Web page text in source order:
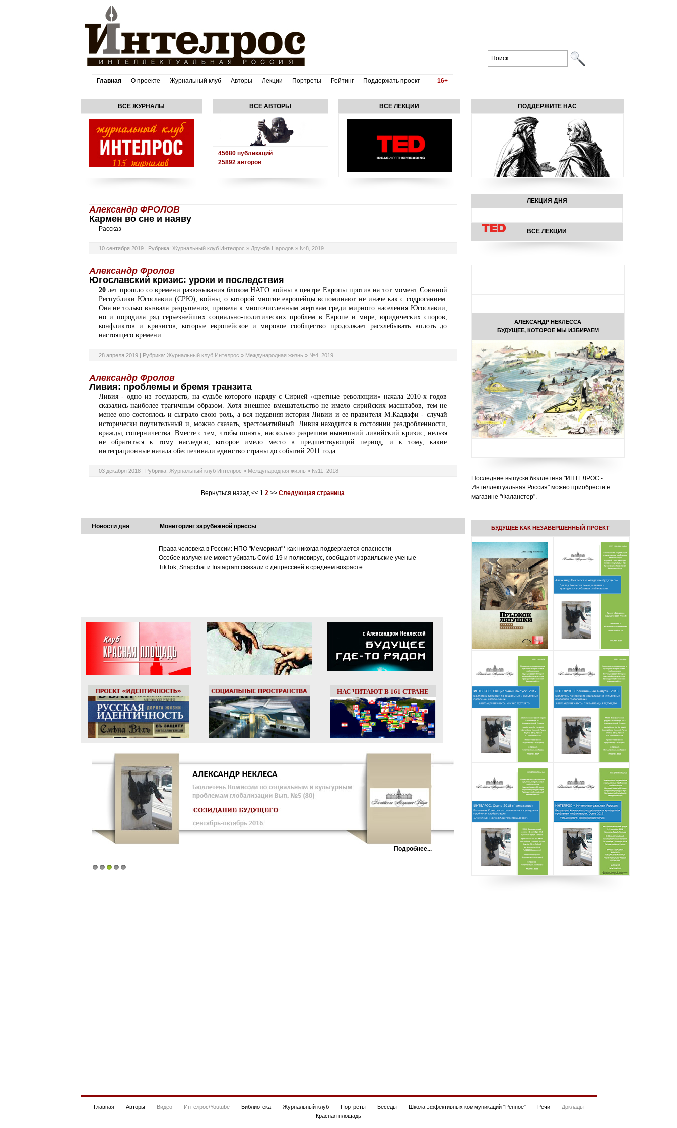
Главная О проекте Журнальный клуб Авторы Лекции Портреты Рейтинг Поддержать проект 16+
ВСЕ ЖУРНАЛЫ ВСЕ АВТОРЫ
45680публикаций
25892авторов
ВСЕ ЛЕКЦИИ
Александр ФРОЛОВ
Кармен во сне и наяву
Рассказ
10 сентября 2019 | Рубрика: Журнальный клуб Интелрос » Дружба Народов» №8, 2019
Александр Фролов
Югославский кризис: уроки и последствия
20лет прошло со времени развязывания блоком НАТО войны в центре Европы против на тот момент Союзной
Республики Югославии (СРЮ), войны, о которой многие европейцы вспоминают не иначе как с содроганием.
Она не только вызвала разрушения, привела к многочисленным жертвам среди мирного населения Югославии,
но и породила ряд серьезнейших социально-политических проблем в Европе и мире, юридических споров,
конфликтов и кризисов, которые европейское и мировое сообщество продолжает расхлебывать вплоть до
настоящего времени.
28 апреля 2019 | Рубрика: Журнальный клуб Интелрос » Международная жизнь » №4, 2019
Александр Фролов
Ливия: проблемы и бремя транзита
Ливия - одно из государств, на судьбе которого наряду с Сирией «цветные революции» начала 2010-х годов
сказались наиболее трагичным образом. Хотя внешнее вмешательство не имело сирийских масштабов, тем не
менее оно состоялось и сыграло свою роль, а вся недавняя история Ливии и ее правителя М.Каддафи - случай
исторически поучительный и, можно сказать, хрестоматийный. Ливия находится в состоянии раздробленности,
вражды, соперничества. Вместе с тем, чтобы понять, насколько разрешим нынешний ливийский кризис, нельзя
не обратиться к тому наследию, которое имело место в предшествующий период, и к тому, какие
интеграционные начала обеспечивали единство страны до событий 2011 года.
03 декабря 2018 | Рубрика: Журнальный клуб Интелрос » Международная жизнь » №11, 2018
Вернуться назад << 1 2 >> Следующая страница
Новости дня Мониторинг зарубежной прессы
Права человека в России: НПО "Мемориал"* как никогда подвергается опасности
Особое излучение может убивать Covid-19 и полиовирус, сообщают израильские ученые
TikTok, Snapchat и Instagram связали с депрессией в среднем возрасте
НАС ЧИТАЮТ В 161 СТРАНЕ
Подробнее...
ПОДДЕРЖИТЕ НАС
ЛЕКЦИЯ ДНЯ
ВСЕ ЛЕКЦИИ
АЛЕКСАНДР НЕКЛЕССА
БУДУЩЕЕ, КОТОРОЕ МЫ ИЗБИРАЕМ
Последние выпуски бюллетеня "ИНТЕЛРОС -
Интеллектуальная Россия" можно приобрести в
магазине "Фаланстер".
БУДУЩЕЕ КАК НЕЗАВЕРШЕННЫЙ ПРОЕКТ
Главная Авторы Видео Интелрос/Youtube Библиотека Журнальный клуб Портреты Беседы Школа эффективных коммуникаций "Репное" Речи
Доклады
Красная площадь